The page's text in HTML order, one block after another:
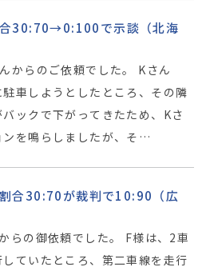
合30:70→0:100で示談（北海
からのご依頼でした。 Kさん
車しようとしたところ、その隣
ックで下がってきたため、Kさ
を鳴らしましたが、そ…
割合30:70が裁判で10:90（広
らの御依頼でした。 F様は、2車
ていたところ、第二車線を走行